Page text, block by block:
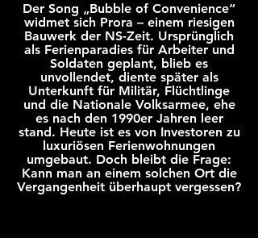
Der Song „Bubble of Convenience“
widmet sich Prora – einem riesigen
Bauwerk der NS-Zeit. Ursprünglich
als Ferienparadies für Arbeiter und
Soldaten geplant, blieb es
unvollendet, diente später als
Unterkunft für Militär, Flüchtlinge
und die Nationale Volksarmee, ehe
es nach den 1990er Jahren leer
stand. Heute ist es von Investoren zu
luxuriösen Ferienwohnungen
umgebaut. Doch bleibt die Frage:
Kann man an einem solchen Ort die
Vergangenheit überhaupt vergessen?